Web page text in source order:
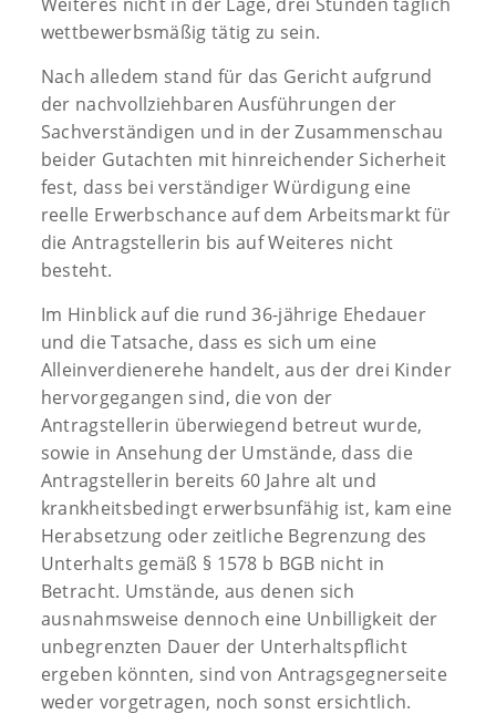
wettbewerbsmäßig tätig zu sein.
Nach alledem stand für das Gericht aufgrund
der nachvollziehbaren Ausführungen der
Sachverständigen und in der Zusammenschau
beider Gutachten mit hinreichender Sicherheit
fest, dass bei verständiger Würdigung eine
reelle Erwerbschance auf dem Arbeitsmarkt für
die Antragstellerin bis auf Weiteres nicht
besteht.
Im Hinblick auf die rund 36-jährige Ehedauer
und die Tatsache, dass es sich um eine
Alleinverdienerehe handelt, aus der drei Kinder
hervorgegangen sind, die von der
Antragstellerin überwiegend betreut wurde,
sowie in Ansehung der Umstände, dass die
Antragstellerin bereits 60 Jahre alt und
krankheitsbedingt erwerbsunfähig ist, kam eine
Herabsetzung oder zeitliche Begrenzung des
Unterhalts gemäß § 1578 b BGB nicht in
Betracht. Umstände, aus denen sich
ausnahmsweise dennoch eine Unbilligkeit der
unbegrenzten Dauer der Unterhaltspflicht
ergeben könnten, sind von Antragsgegnerseite
weder vorgetragen, noch sonst ersichtlich.